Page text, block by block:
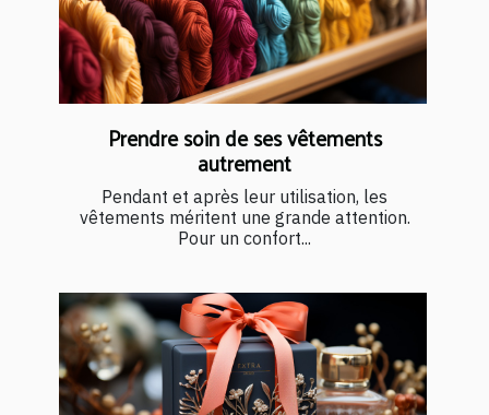
Prendre soin de ses vêtements
autrement
Pendant et après leur utilisation, les
vêtements méritent une grande attention.
Pour un confort...